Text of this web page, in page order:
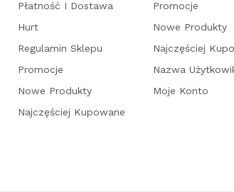
Płatność I Dostawa
Hurt
Regulamin Sklepu
Promocje
Nowe Produkty
Najczęściej Kupowane
Promocje
Nowe Produkty
Najczęściej
Nazwa
Moje Konto